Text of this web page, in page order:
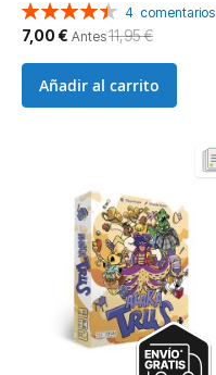
Valoración:
90%
4 comentarios
Precio
especial
7,00 € Antes11,95 €
Añadir al carrito